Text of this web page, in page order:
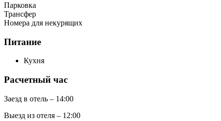
Парковка
Трансфер
Номера для некурящих
Питание
Кухня
Расчетный час
Заезд в отель – 14:00
Выезд из отеля – 12:00